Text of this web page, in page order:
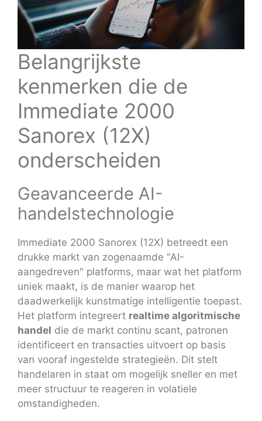
Belangrijkste
kenmerken die de
Immediate 2000
Sanorex (12X)
onderscheiden
Geavanceerde AI-
handelstechnologie
Immediate 2000 Sanorex (12X) betreedt een
drukke markt van zogenaamde "AI-
aangedreven" platforms, maar wat het platform
uniek maakt, is de manier waarop het
daadwerkelijk kunstmatige intelligentie toepast.
Het platform integreert realtime algoritmische
handel die de markt continu scant, patronen
identificeert en transacties uitvoert op basis
van vooraf ingestelde strategieën. Dit stelt
handelaren in staat om mogelijk sneller en met
meer structuur te reageren in volatiele
omstandigheden.